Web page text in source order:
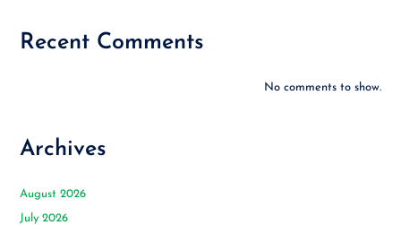
Recent Comments
No comments to show.
Archives
August 2026
July 2026